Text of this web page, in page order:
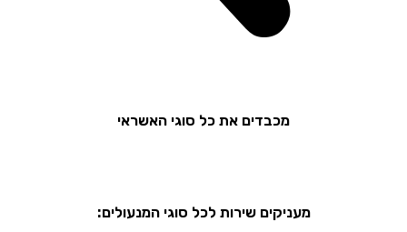
מכבדים את כל סוגי האשראי
מעניקים שירות לכל סוגי המנעולים: